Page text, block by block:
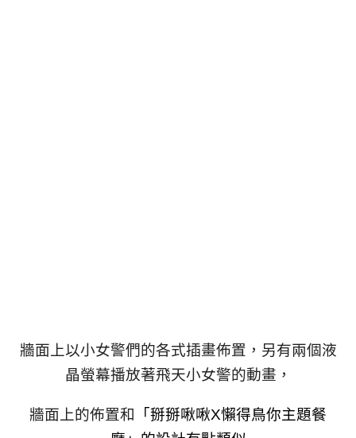
牆面上以小女警們的各式插畫佈置，另有兩個液
晶螢幕播放著飛天小女警的動畫，
牆面上的佈置和 「掰掰啾啾X懶得鳥你主題餐